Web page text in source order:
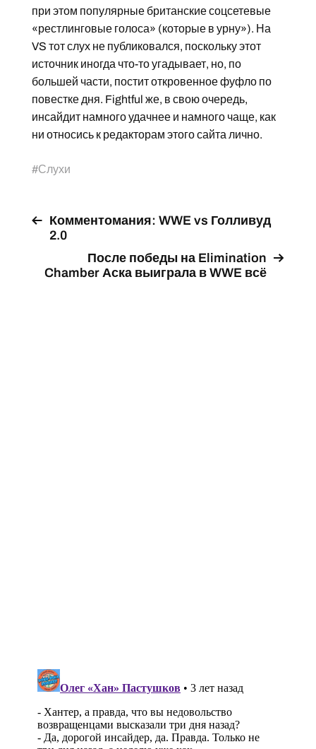
при этом популярные британские соцсетевые
«рестлинговые голоса» (которые в урну»). На
VS тот слух не публиковался, поскольку этот
источник иногда что-то угадывает, но, по
большей части, постит откровенное фуфло по
повестке дня. Fightful же, в свою очередь,
инсайдит намного удачнее и намного чаще, как
ни относись к редакторам этого сайта лично.
#Слухи
Комментомания: WWE vs Голливуд
2.0
После победы на Elimination
Chamber Аска выиграла в WWE всё